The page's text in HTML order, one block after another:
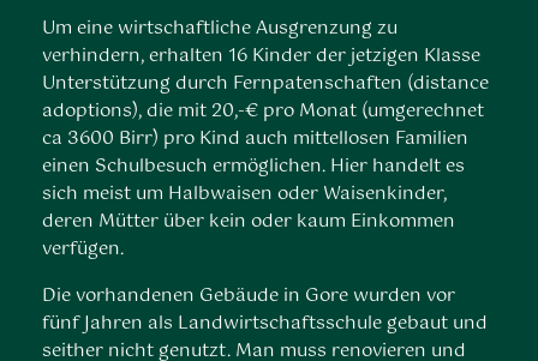
Um eine wirtschaftliche Ausgrenzung zu
verhindern, erhalten 16 Kinder der jetzigen Klasse
Unterstützung durch Fernpatenschaften (distance
adoptions), die mit 20,-€ pro Monat (umgerechnet
ca 3600 Birr) pro Kind auch mittellosen Familien
einen Schulbesuch ermöglichen. Hier handelt es
sich meist um Halbwaisen oder Waisenkinder,
deren Mütter über kein oder kaum Einkommen
verfügen.
Die vorhandenen Gebäude in Gore wurden vor
fünf Jahren als Landwirtschaftsschule gebaut und
seither nicht genutzt. Man muss renovieren und